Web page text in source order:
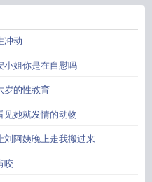
冲动
小姐你是在自慰吗
岁的性教育
见她就发情的动物
刘阿姨晚上走我搬过来
咬